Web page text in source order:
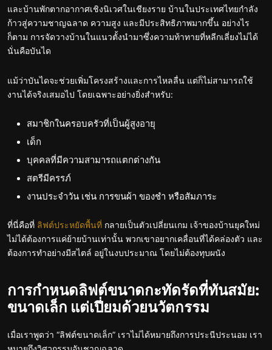
และบ้านพักตากอากาศเชิงนิเวศในเชียงราย บ้านในประเทศไทยกำลัง
ก้าวสู่ความชาญฉลาด ความสูง และมีประสิทธิภาพมากขึ้น อย่างไร
ก็ตาม การจัดวางบ้านในแนวตั้งนำมาซึ่งความท้าทายที่หลีกเลี่ยงไม่ได้
นั่นคือบันได
แม้ว่าบันไดจะช่วยเพิ่มโครงสร้างและการไหลลื่น แต่ก็ไม่สามารถใช้
งานได้จริงเสมอไป โดยเฉพาะอย่างยิ่งสำหรับ:
สมาชิกในครอบครัวที่เป็นผู้สูงอายุ
เด็ก
บุคคลที่มีความสามารถแตกต่างกัน
สตรีมีครรภ์
งานประจำวัน เช่น การขนผ้า ของชำ หรือสัมภาระ
ที่นี่คือที่ ลิฟต์ประหยัดพื้นที่ กลายเป็นตัวเปลี่ยนเกม เจ้าของบ้านยุคใหม่
ไม่ได้ต้องการแค่ย้ายบ้านเท่านั้น พวกเขาอยากเคลื่อนที่ได้คล่องตัว และ
ต้องการทำอย่างมีสไตล์ อยู่ในงบประมาณ โดยไม่ต้องทุบผนัง
การกำหนดลิฟต์ขนาดกะทัดรัดที่ทันสมัย:
ขนาดเล็ก แต่เปี่ยมด้วยนวัตกรรม
เมื่อเราพูดว่า “ลิฟต์ขนาดเล็ก” เราไม่ได้หมายถึงการประนีประนอม เรา